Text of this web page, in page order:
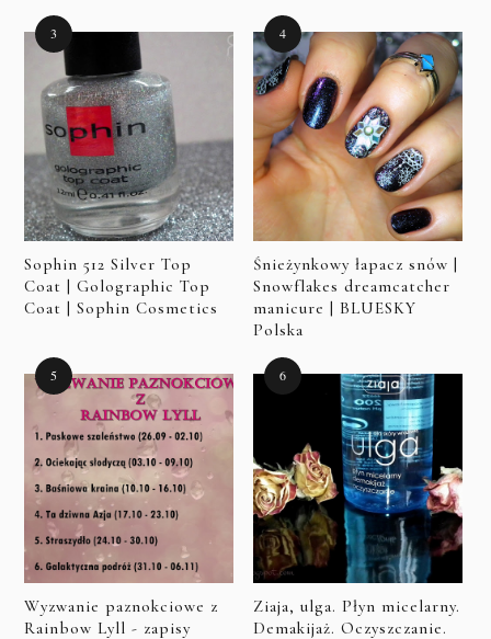
Sophin 512 Silver Top
Coat | Golographic Top
Coat | Sophin Cosmetics
Śnieżynkowy łapacz snów |
Snowflakes dreamcatcher
manicure | BLUESKY
Polska
Wyzwanie paznokciowe z
Rainbow Lyll - zapisy
Ziaja, ulga. Płyn micelarny.
Demakijaż. Oczyszczanie.